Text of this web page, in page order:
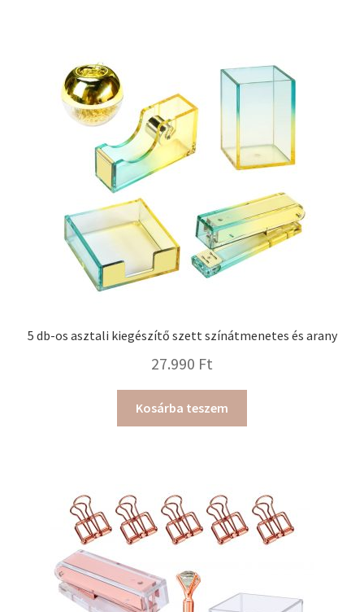
5 db-os asztali kiegészítő szett színátmenetes és arany
27.990 Ft
Kosárba teszem